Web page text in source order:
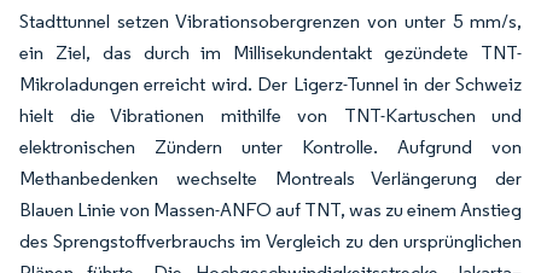
Stadttunnel setzen Vibrationsobergrenzen von unter 5 mm/s,
ein Ziel, das durch im Millisekundentakt gezündete TNT-
Mikroladungen erreicht wird. Der Ligerz-Tunnel in der Schweiz
hielt die Vibrationen mithilfe von TNT-Kartuschen und
elektronischen Zündern unter Kontrolle. Aufgrund von
Methanbedenken wechselte Montreals Verlängerung der
Blauen Linie von Massen-ANFO auf TNT, was zu einem Anstieg
des Sprengstoffverbrauchs im Vergleich zu den ursprünglichen